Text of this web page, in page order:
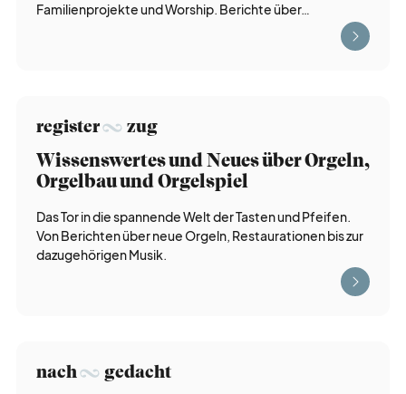
weiter bildung
gott feiern
Familienprojekte und Worship. Berichte über…
register zug
Wissenswertes und Neues über Orgeln,
Orgelbau und Orgelspiel
Das Tor in die spannende Welt der Tasten und Pfeifen.
Von Berichten über neue Orgeln, Restaurationen bis zur
dazugehörigen Musik.
nach gedacht